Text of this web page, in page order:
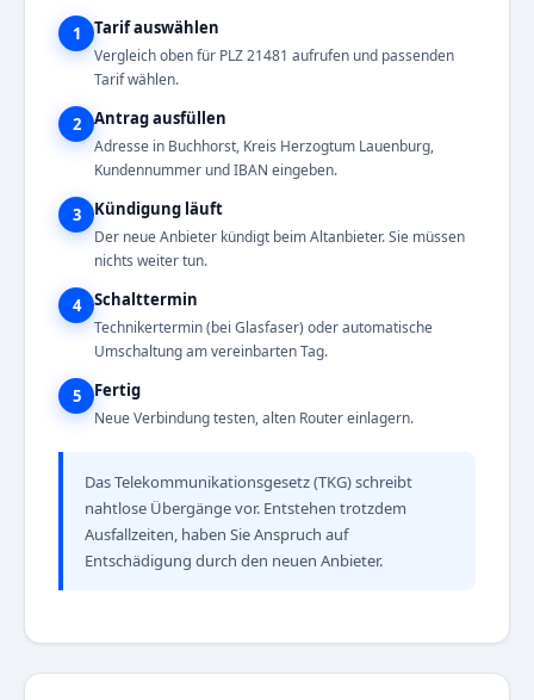
1 Tarif auswählen
Vergleich oben für PLZ 21481 aufrufen und passenden
Tarif wählen.
2 Antrag ausfüllen
Adresse in Buchhorst, Kreis Herzogtum Lauenburg,
Kundennummer und IBAN eingeben.
3 Kündigung läuft
Der neue Anbieter kündigt beim Altanbieter. Sie müssen
nichts weiter tun.
4 Schalttermin
Technikertermin (bei Glasfaser) oder automatische
Umschaltung am vereinbarten Tag.
5 Fertig
Neue Verbindung testen, alten Router einlagern.
Das Telekommunikationsgesetz (TKG) schreibt
nahtlose Übergänge vor. Entstehen trotzdem
Ausfallzeiten, haben Sie Anspruch auf
Entschädigung durch den neuen Anbieter.